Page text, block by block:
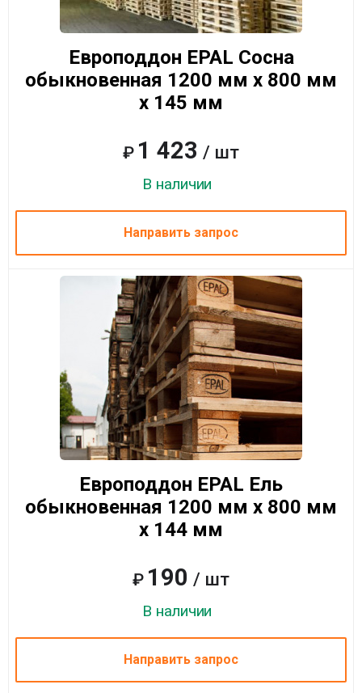
Европоддон EPAL Сосна
обыкновенная 1200 мм x 800 мм
x 145 мм
₽ 1 423 / шт
В наличии
Направить запрос
Европоддон EPAL Ель
обыкновенная 1200 мм x 800 мм
x 144 мм
₽ 190 / шт
В наличии
Направить запрос